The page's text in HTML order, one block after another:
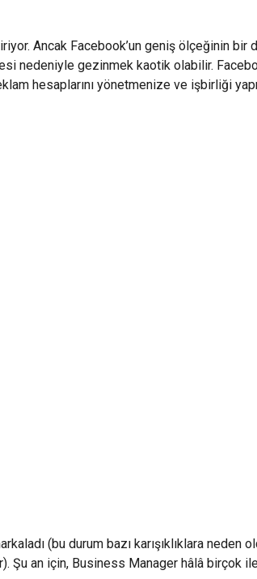
Ancak Facebook’un geniş ölçeğinin
nedeniyle gezinmek kaotik olabilir.
hesaplarını yönetmenize ve işbirliği
(bu durum bazı karışıklıklara
Şu an için, Business Manager hâlâ birçok